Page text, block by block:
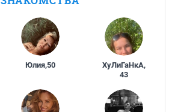
Юлия,50 ХуЛиГаНкА,
43